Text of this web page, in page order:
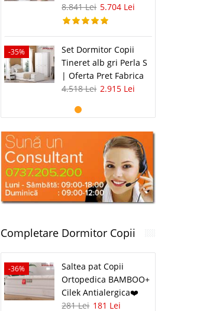
8.841 Lei 5.704 Lei
-35%
Set Dormitor Copii
Tineret alb gri Perla S
| Oferta Pret Fabrica
4.518 Lei 2.915 Lei
Completare Dormitor Copii
-36%
Saltea pat Copii
Ortopedica BAMBOO+
Cilek Antialergica❤️
281 Lei 181 Lei